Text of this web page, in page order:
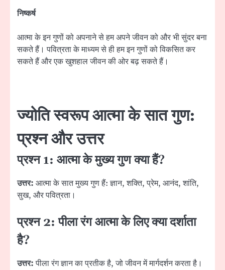
निष्कर्ष
आत्मा के इन गुणों को अपनाने से हम अपने जीवन को और भी सुंदर बना
सकते हैं। पवित्रता के माध्यम से ही हम इन गुणों को विकसित कर
सकते हैं और एक खुशहाल जीवन की ओर बढ़ सकते हैं।
ज्योति स्वरूप आत्मा के सात गुण:
प्रश्न और उत्तर
प्रश्न 1: आत्मा के मुख्य गुण क्या हैं?
उत्तर: आत्मा के सात मुख्य गुण हैं: ज्ञान, शक्ति, प्रेम, आनंद, शांति,
सुख, और पवित्रता।
प्रश्न 2: पीला रंग आत्मा के लिए क्या दर्शाता
है?
उत्तर:पीला रंग ज्ञान का प्रतीक है, जो जीवन में मार्गदर्शन करता है।